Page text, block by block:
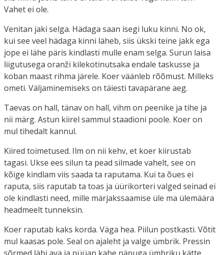
Vahet ei ole.
Venitan jaki selga. Hädaga saan isegi luku kinni. No ok,
kui see veel hädaga kinni läheb, siis ükski teine jakk ega
jope ei lähe päris kindlasti mulle enam selga. Surun laisa
liigutusega oranži kilekotinutsaka endale taskusse ja
koban maast rihma järele. Koer väänleb rõõmust. Milleks
ometi. Väljaminemiseks on täiesti tavapärane aeg.
Taevas on hall, tänav on hall, vihm on peenike ja tihe ja
nii märg. Astun kiirel sammul staadioni poole. Koer on
mul tihedalt kannul.
Kiired toimetused. Ilm on nii kehv, et koer kiirustab
tagasi. Ukse ees silun ta pead silmade vahelt, see on
kõige kindlam viis saada ta raputama. Kui ta õues ei
raputa, siis raputab ta toas ja üürikorteri valged seinad ei
ole kindlasti need, mille märjakssaamise üle ma ülemäära
headmeelt tunneksin.
Koer raputab kaks korda. Väga hea. Piilun postkasti. Võtit
mul kaasas pole. Seal on ajaleht ja valge ümbrik. Pressin